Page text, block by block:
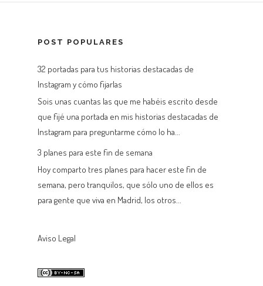
POST POPULARES
32 portadas para tus historias destacadas de
Instagram y cómo fijarlas
Sois unas cuantas las que me habéis escrito desde
que fijé una portada en mis historias destacadas de
Instagram para preguntarme cómo lo ha...
3 planes para este fin de semana
Hoy comparto tres planes para hacer este fin de
semana, pero tranquilos, que sólo uno de ellos es
para gente que viva en Madrid, los otros...
Aviso Legal